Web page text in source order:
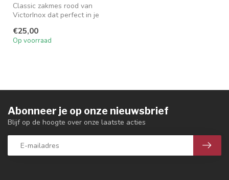
Classic zakmes rood van
VictorInox dat perfect in je
€25,00
Op voorraad
Abonneer je op onze nieuwsbrief
Blijf op de hoogte over onze laatste acties